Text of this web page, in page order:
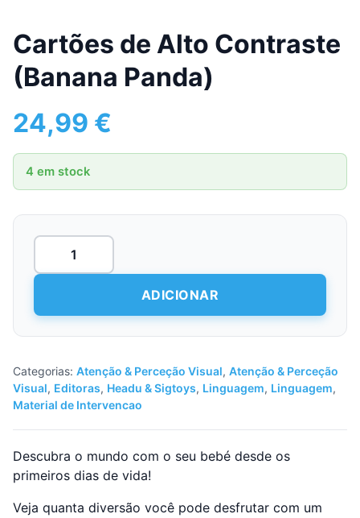
Cartões de Alto Contraste
(Banana Panda)
24,99 €
4 em stock
Quantidade
Cartões
Alto
ADICIONAR
Categorias: Atenção & Perceção Visual, Atenção & Perceção
Visual, Editoras, Headu & Sigtoys, Linguagem, Linguagem,
Material de Intervencao
Descubra o mundo com o seu bebé desde os
primeiros dias de vida!
Veja quanta diversão você pode desfrutar com um